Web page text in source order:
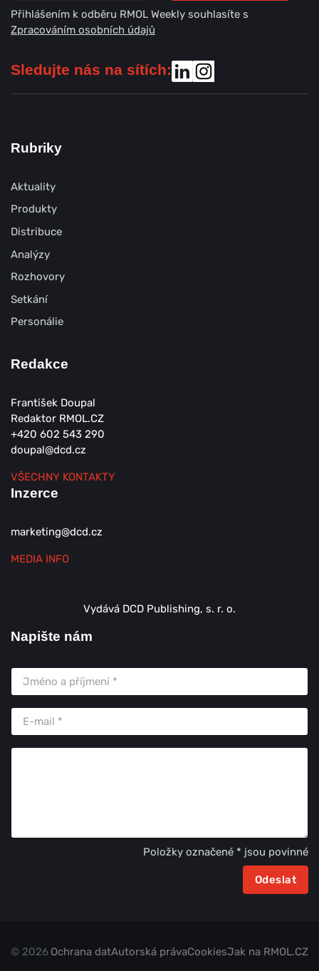
Přihlášením k odběru RMOL Weekly souhlasíte s
Zpracováním osobních údajů
Sledujte nás na sítích:
Rubriky
Aktuality
Produkty
Distribuce
Analýzy
Rozhovory
Setkání
Personálie
Redakce
František Doupal
Redaktor RMOL.CZ
+420 602 543 290
doupal@dcd.cz
VŠECHNY KONTAKTY
Inzerce
marketing@dcd.cz
MEDIA INFO
Vydává DCD Publishing, s. r. o.
Napište nám
Položky označené * jsou povinné
© 2026 Ochrana datAutorská právaCookiesJak na RMOL.CZ